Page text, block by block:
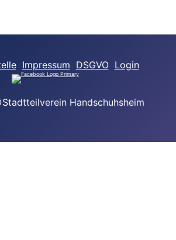
Impressum DSGVO Login
Handschuhsheim